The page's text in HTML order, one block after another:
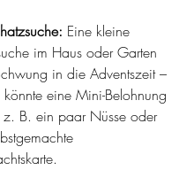
Eine kleine
im Haus oder Garten
in die Adventszeit –
eine Mini-Belohnung
z. B. ein paar Nüsse oder